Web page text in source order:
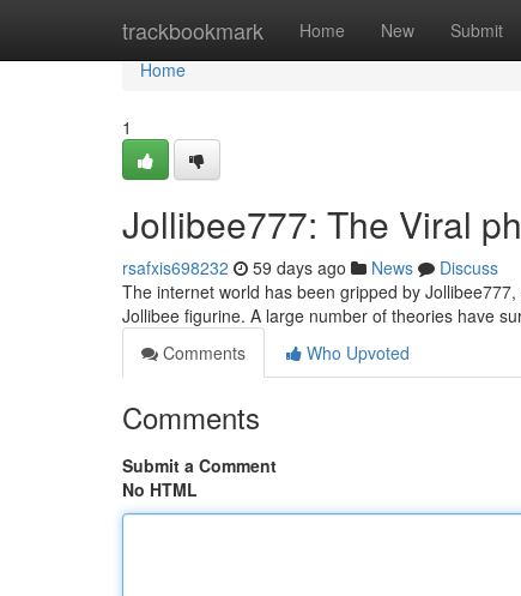
trackbookmark Home New Submit
Home
Home
1
Jollibee777: The Viral
rsafxis698232 59 days ago News
Discuss
The internet world has been gripped by
Jollibee figurine. A large number of theories have
Comments
Who Upvoted
Comments
Submit a Comment
No HTML